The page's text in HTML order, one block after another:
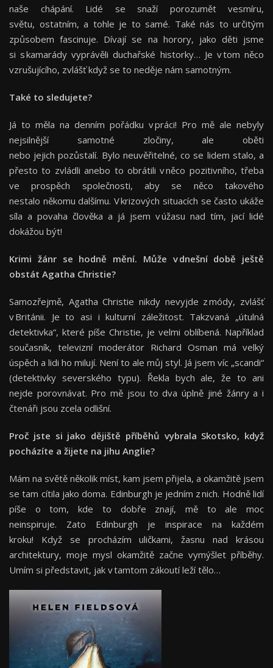
naše chápání. Lidé se snaží porozumět vesmíru,
světu, ostatním, a tohle je to samé. Také nás to určitým
způsobem fascinuje. Dívají se na horory, jako děti jsme
si s kamarády vyprávěli duchařské historky… Je v tom něco
vzrušujícího, zvlášť když se to neděje nám samotným.
Také to sledujete?
Já to měla na denním pořádku v práci! Pro mě ale nebyly
nejsilnější samotné zločiny, ale oběti
nebo jejich pozůstalí. Bylo neuvěřitelné, co se lidem stalo, a
přesto to zvládli anebo to obrátili v něco pozitivního, třeba
ve prospěch společnosti, aby se něco takového
nestalo někomu dalšímu. V krizových situacích se často ukáže
síla a povaha člověka a já jsem v úžasu nad tím, jací lidé
dokážou být!
Krimi žánr se hodně mění. Může v dnešní době ještě
obstát Agatha Christie?
Samozřejmě, Agatha Christie nikdy nevyjde z módy, zvlášť
v Británii. Je to asi i kulturní záležitost. Takzvaná „útulná
detektivka“, které píše Christie, je velmi oblíbená. Například
současník, televizní moderátor Richard Osman má velký
úspěch a lidi ho milují. Není to ale můj styl. Já jsem víc „scandi“
(detektivky severského typu). Řekla bych ale, že to ani
nejde porovnávat. Pro mě jsou to dva úplně jiné žánry a i
čtenáři jsou zcela odlišní.
Proč jste si jako dějiště příběhů vybrala Skotsko, když
pocházíte a žijete na jihu Anglie?
Mám na světě několik míst, kam jsem přijela, a okamžitě jsem
se tam cítila jako doma. Edinburgh je jedním z nich. Hodně lidí
píše o tom, kde to dobře znají, mě to ale moc
neinspiruje. Zato Edinburgh je inspirace na každém
kroku! Když se procházím uličkami, žasnu nad krásou
architektury, moje mysl okamžitě začne vymýšlet příběhy.
Umím si představit, jak v tamtom zákoutí leží tělo…